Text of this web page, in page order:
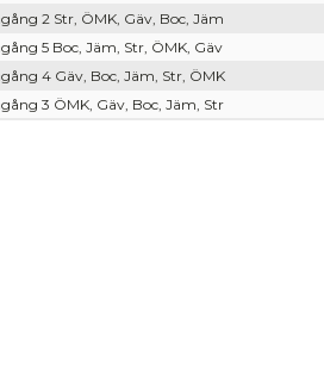
2 Str, ÖMK, Gäv, Boc, Jäm
5 Boc, Jäm, Str, ÖMK, Gäv
4 Gäv, Boc, Jäm, Str, ÖMK
3 ÖMK, Gäv, Boc, Jäm, Str